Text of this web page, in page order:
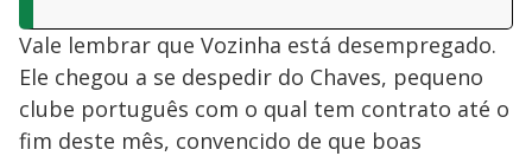
Vale lembrar que Vozinha está desempregado.
Ele chegou a se despedir do Chaves, pequeno
clube português com o qual tem contrato até o
fim deste mês, convencido de que boas